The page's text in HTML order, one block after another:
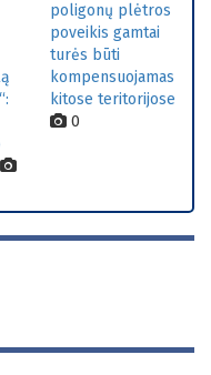
poligonų plėtros
poveikis gamtai
turės būti
kompensuojamas
kitose teritorijose
0